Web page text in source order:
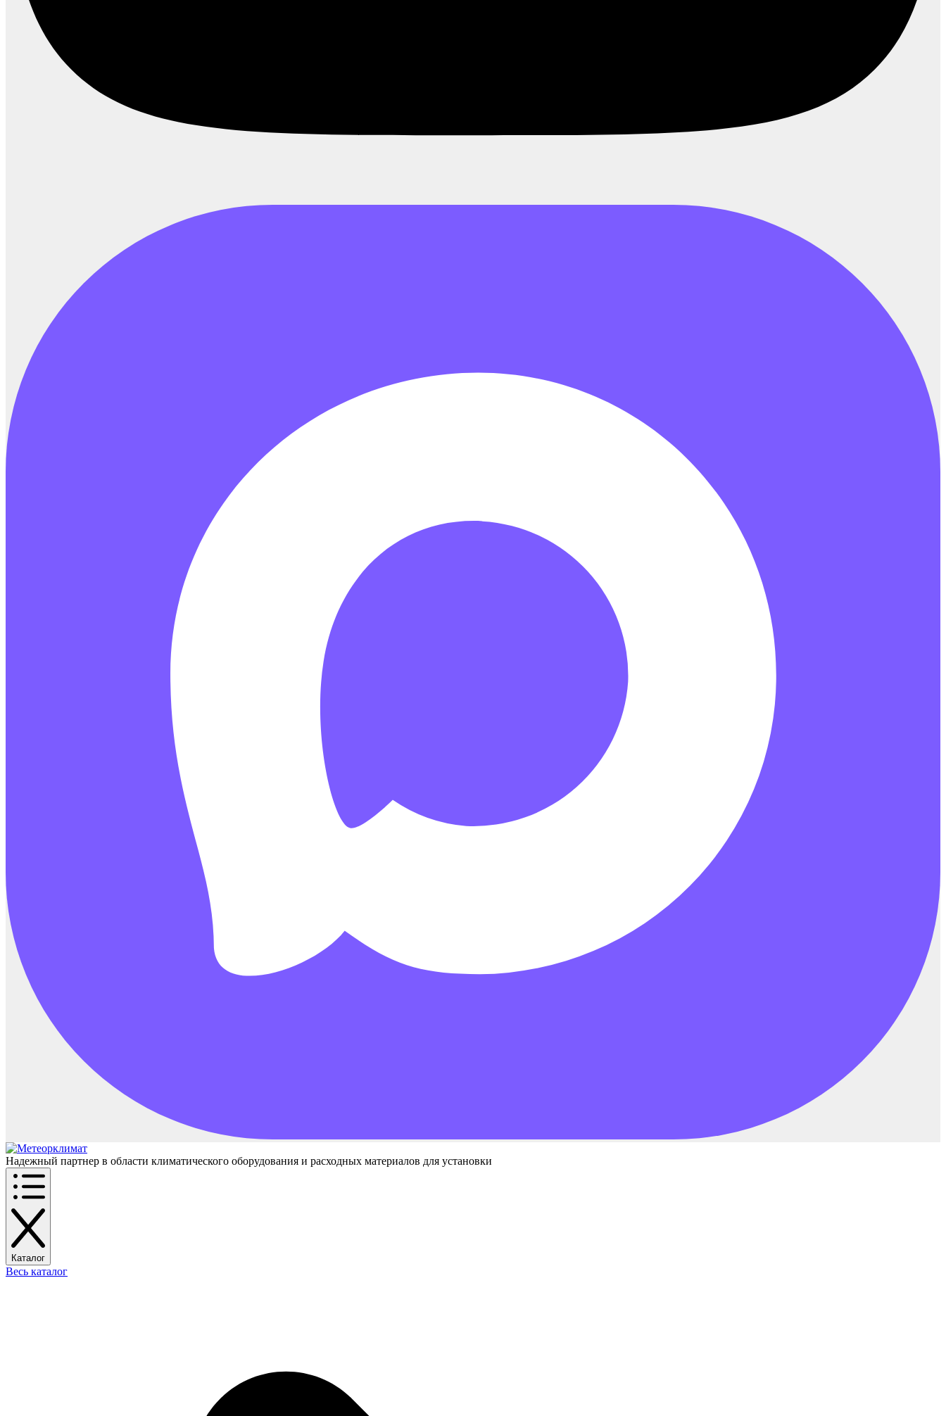
Надежный партнер в области климатического оборудования и расходных материалов для установки
Каталог
Весь каталог